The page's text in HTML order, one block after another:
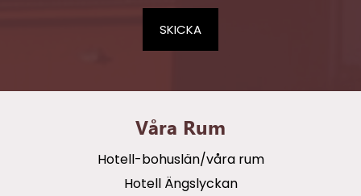
Våra Rum
Hotell-bohuslän/våra rum
Hotell Ängslyckan